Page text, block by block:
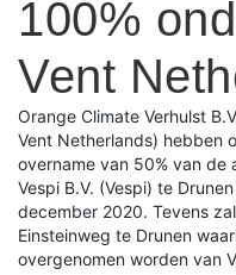
100%
Vent
Orange Climate Verhulst
Vent Netherlands) hebben
overname van 50% van de
Vespi B.V. (Vespi) te
december 2020. Tevens
Einsteinweg te Drunen
overgenomen worden van